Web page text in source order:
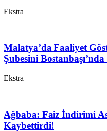
Ekstra
Malatya’da Faaliyet
Şubesini Bostanbaşı’nda
Ekstra
Ağbaba: Faiz İndirimi
Kaybettirdi!